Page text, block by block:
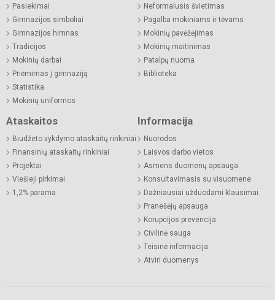
Pasiekimai
Gimnazijos simboliai
Gimnazijos himnas
Tradicijos
Mokinių darbai
Priėmimas į gimnaziją
Statistika
Mokinių uniformos
Neformalusis švietimas
Pagalba mokiniams ir tėvams
Mokinių pavėžėjimas
Mokinių maitinimas
Patalpų nuoma
Biblioteka
Ataskaitos
Biudžeto vykdymo ataskaitų rinkiniai
Finansinių ataskaitų rinkiniai
Projektai
Viešieji pirkimai
1,2% parama
Informacija
Nuorodos
Laisvos darbo vietos
Asmens duomenų apsauga
Konsultavimasis su visuomene
Dažniausiai užduodami klausimai
Pranešėjų apsauga
Korupcijos prevencija
Civilinė sauga
Teisinė informacija
Atviri duomenys